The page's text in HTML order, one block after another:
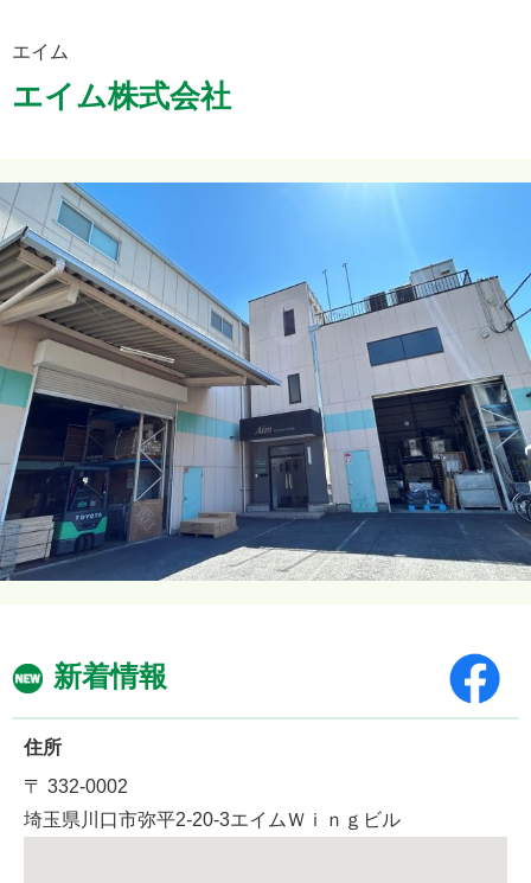
エイム
エイム株式会社
新着情報
住所
〒 332-0002
埼玉県川口市弥平2-20-3エイムＷｉｎｇビル